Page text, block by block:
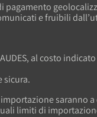
e fruibili
al costo
sicura.
saranno
limiti di